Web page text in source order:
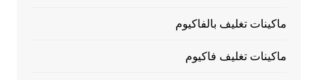
ماكينات تغليف بالفاكيوم
ماكينات تغليف فاكيوم